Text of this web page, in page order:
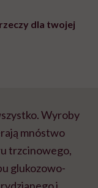
dla twojej
Wyroby
mnóstwo
trzcinowego,
glukozowo-